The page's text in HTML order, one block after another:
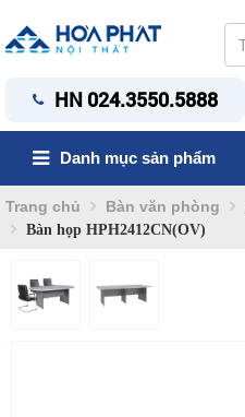
HN 024.3550.5888
Danh mục sản phẩm
Trang chủ Bàn văn phòng
Bàn họp HPH2412CN(OV)